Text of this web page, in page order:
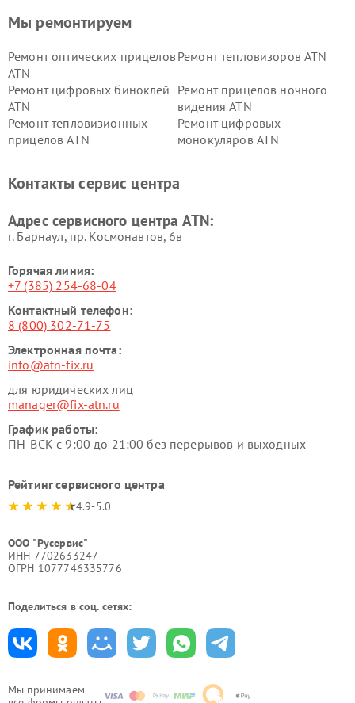
Мы принимаем
Мы ремонтируем
Ремонт оптических прицелов
ATN
Ремонт тепловизоров ATN
Ремонт цифровых биноклей
ATN
Ремонт прицелов ночного
видения ATN
Ремонт тепловизионных
прицелов ATN
Ремонт цифровых
монокуляров ATN
Контакты сервис центра
Адрес сервисного центра ATN:
г. Барнаул, ​пр. Космонавтов, 6в
Горячая линия:
+7 (385) 254-68-04
Контактный телефон:
8 (800) 302-71-75
Электронная почта:
info@atn-fix.ru
для юридических лиц
manager@fix-atn.ru
График работы:
ПН-ВСК с 9:00 до 21:00 без перерывов и выходных
Рейтинг сервисного центра
4.9-5.0
ООО "Русервис"
ИНН 7702633247
ОГРН 1077746335776
Поделиться в соц. сетях: